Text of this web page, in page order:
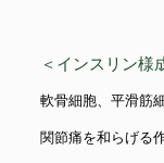
＜インスリン様
軟骨細胞、平滑筋
関節痛を和らげる